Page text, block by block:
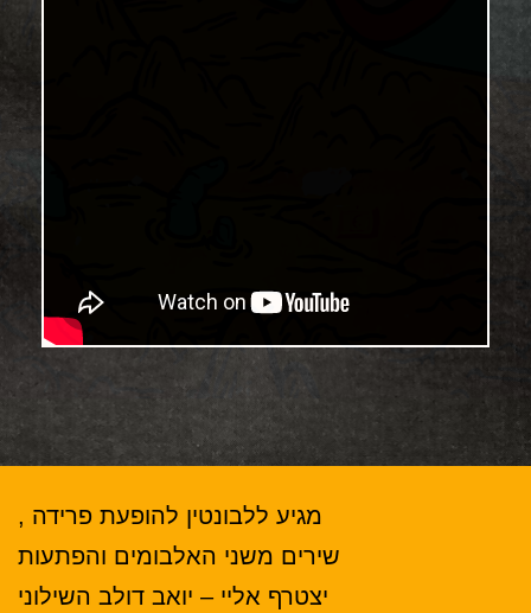
מגיע ללבונטין להופעת פרידה ,
שירים משני האלבומים והפתעות
יצטרף אליי – יואב דולב השילוני